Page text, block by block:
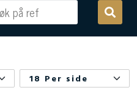
18 Per side